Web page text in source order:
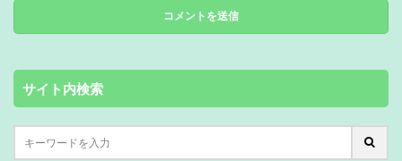
サイト内検索